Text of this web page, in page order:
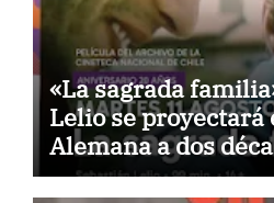
«La sagrada
Lelio se proyectará
Alemana a dos
estreno